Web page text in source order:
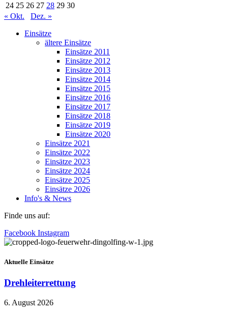
24 25 26 27 28 29 30
« Okt.
Dez. »
Einsätze
ältere Einsätze
Einsätze 2011
Einsätze 2012
Einsätze 2013
Einsätze 2014
Einsätze 2015
Einsätze 2016
Einsätze 2017
Einsätze 2018
Einsätze 2019
Einsätze 2020
Einsätze 2021
Einsätze 2022
Einsätze 2023
Einsätze 2024
Einsätze 2025
Einsätze 2026
Info's & News
Finde uns auf:
Facebook Instagram
Aktuelle Einsätze
Drehleiterrettung
6. August 2026